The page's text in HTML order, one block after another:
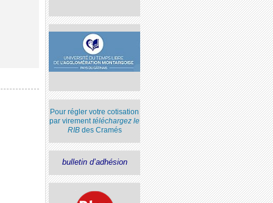
Pour régler votre cotisation
par virementtéléchargez le
RIBdes Cramés
bulletin d’adhésion